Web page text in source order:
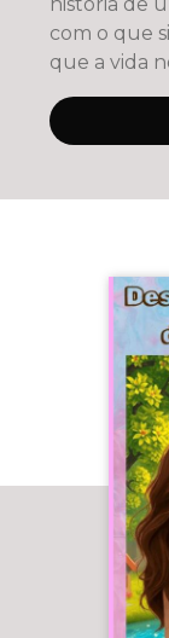
história de
com o que
que a vida